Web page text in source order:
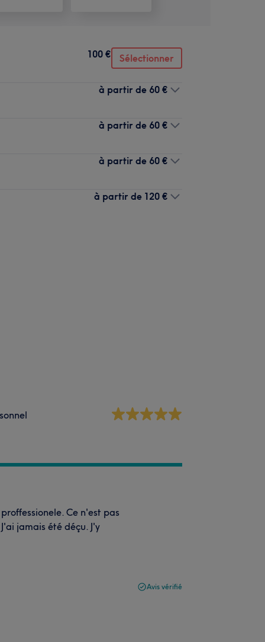
100 € Sélectionner
à partir de 60 €
à partir de 60 €
à partir de 60 €
à partir de 120 €
Ce n'est pas
jamais été déçu. J'y
Avis vérifié